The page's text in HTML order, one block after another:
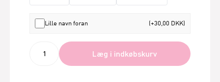
Lille navn foran (+30,00 DKK)
Læg i indkøbskurv